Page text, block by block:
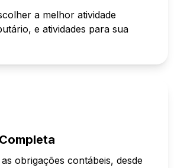
a melhor atividade
e atividades para sua
obrigações contábeis, desde